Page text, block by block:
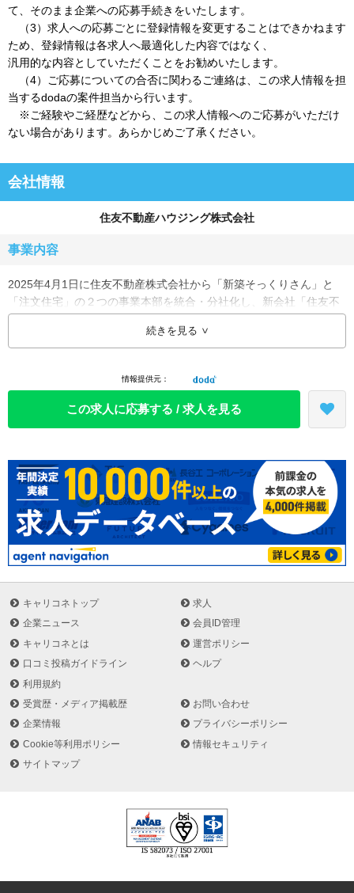
て、そのまま企業への応募手続きをいたします。
（3）求人への応募ごとに登録情報を変更することはできかねます
ため、登録情報は各求人へ最適化した内容ではなく、
汎用的な内容としていただくことをお勧めいたします。
（4）ご応募についての合否に関わるご連絡は、この求人情報を担
当するdodaの案件担当から行います。
※ご経験やご経歴などから、この求人情報へのご応募がいただけ
ない場合があります。あらかじめご了承ください。
会社情報
住友不動産ハウジング株式会社
事業内容
2025年4月1日に住友不動産株式会社から「新築そっくりさん」と
「注文住宅」の２つの事業本部を統合・分社化し、新会社「住友不
動産ハウジング株式会社」を設立しました。
住宅リフォームのトップブランド「新築そっくりさん」事業と、高
す。
業種
住宅・建材・エクステリア(メーカー)
続きを見る
情報提供元：
この求人に応募する / 求人を見る
キャリコネトップ
求人
企業ニュース
会員ID管理
キャリコネとは
運営ポリシー
口コミ投稿ガイドライン
ヘルプ
利用規約
受賞歴・メディア掲載歴
お問い合わせ
企業情報
プライバシーポリシー
Cookie等利用ポリシー
情報セキュリティ
サイトマップ